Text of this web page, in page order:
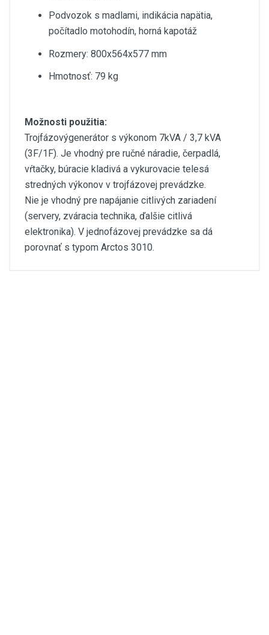
Podvozok s madlami, indikácia napätia,
počítadlo motohodín, horná kapotáž
Rozmery: 800x564x577 mm
Hmotnosť: 79 kg
Možnosti použitia:
Trojfázovýgenerátor s výkonom 7kVA / 3,7 kVA
(3F/1F). Je vhodný pre ručné náradie, čerpadlá,
vŕtačky, búracie kladivá a vykurovacie telesá
stredných výkonov v trojfázovej prevádzke.
Nie je vhodný pre napájanie citlivých zariadení
(servery, zváracia technika, ďalšie citlivá
elektronika). V jednofázovej prevádzke sa dá
porovnať s typom Arctos 3010.